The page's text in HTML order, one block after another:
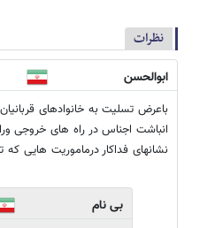
نظرات
ابوالحسن
باعرض تسلیت به خانوادهای
انباشت اجناس در راه های خروجی
نشانهای فداکار درماموریت هایی که
بی نام